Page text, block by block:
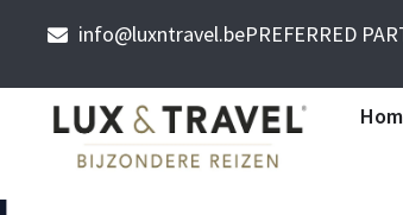
info@luxntravel.bePREFERRED